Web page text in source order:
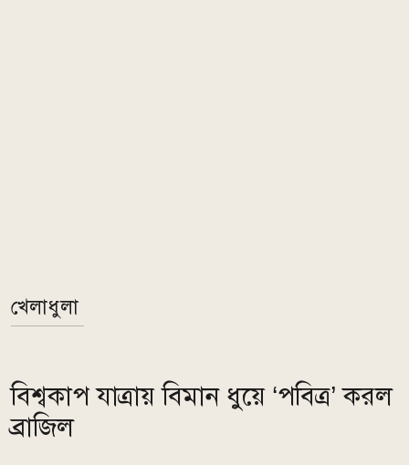
খেলাধুলা
বিশ্বকাপ যাত্রায় বিমান ধুয়ে ‘পবিত্র’ করল
ব্রাজিল